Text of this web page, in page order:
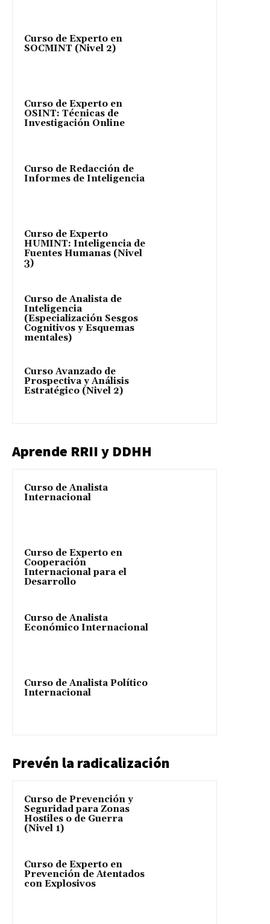
Curso de Experto en
SOCMINT (Nivel 2)
Curso de Experto en
OSINT: Técnicas de
Investigación Online
Curso de Redacción de
Informes de Inteligencia
Curso de Experto
HUMINT: Inteligencia de
Fuentes Humanas (Nivel
3)
Curso de Analista de
Inteligencia
(Especialización Sesgos
Cognitivos y Esquemas
mentales)
Curso Avanzado de
Prospectiva y Análisis
Estratégico (Nivel 2)
Aprende RRII y DDHH
Curso de Analista
Internacional
Curso de Experto en
Cooperación
Internacional para el
Desarrollo
Curso de Analista
Económico Internacional
Curso de Analista Político
Internacional
Prevén la radicalización
Curso de Prevención y
Seguridad para Zonas
Hostiles o de Guerra
(Nivel 1)
Curso de Experto en
Prevención de Atentados
con Explosivos